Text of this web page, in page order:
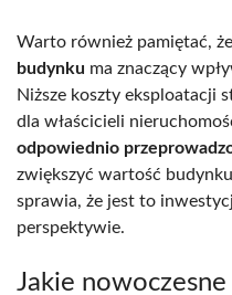
Warto również pamiętać, że
budynku ma znaczący
Niższe koszty eksploatacji
dla właścicieli
odpowiednio
zwiększyć wartość
sprawia, że jest to
perspektywie.
Jakie nowoczesne